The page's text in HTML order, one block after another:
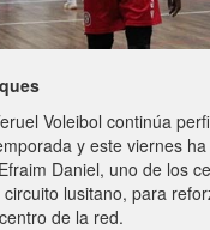
Voleibol continúa
y este viernes
Daniel, uno de los
lusitano, para
de la red.